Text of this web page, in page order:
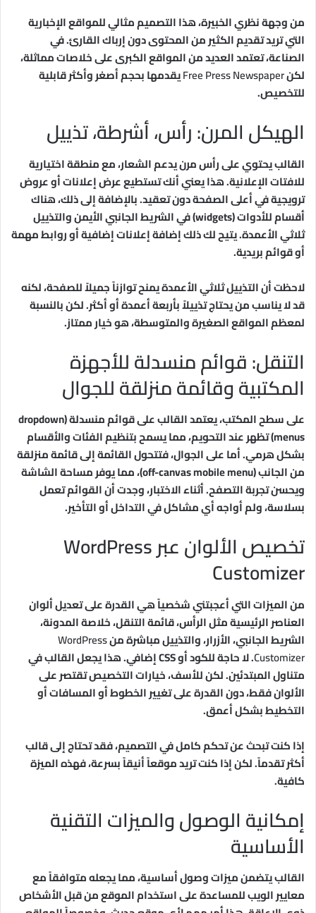
من وجهة نظري الخبيرة، هذا التصميم مثالي للمواقع الإخبارية
التي تريد تقديم الكثير من المحتوى دون إرباك القارئ. في
الصناعة، تعتمد العديد من المواقع الكبرى على خلاصات مماثلة،
لكنFree Press Newspaperيقدمها بحجم أصغر وأكثر قابلية
للتخصيص.
الهيكل المرن: رأس، أشرطة، تذييل
القالب يحتوي على رأس مرن يدعم الشعار، مع منطقة اختيارية
للافتات الإعلانية. هذا يعني أنك تستطيع عرض إعلانات أو عروض
ترويجية في أعلى الصفحة دون تعقيد. بالإضافة إلى ذلك، هناك
أقسام للأدوات (widgets) في الشريط الجانبي الأيمن والتذييل
ثلاثي الأعمدة. يتيح لك ذلك إضافة إعلانات إضافية أو روابط مهمة
أو قوائم بريدية.
لاحظت أن التذييل ثلاثي الأعمدة يمنح توازناً جميلاً للصفحة، لكنه
قد لا يناسب من يحتاج تذييلاً بأربعة أعمدة أو أكثر. لكن بالنسبة
لمعظم المواقع الصغيرة والمتوسطة، هو خيار ممتاز.
التنقل: قوائم منسدلة للأجهزة
المكتبية وقائمة منزلقة للجوال
على سطح المكتب، يعتمد القالب على قوائم منسدلة (dropdown
menus) تظهر عند التحويم، مما يسمح بتنظيم الفئات والأقسام
بشكل هرمي. أما على الجوال، فتتحول القائمة إلى قائمة منزلقة
من الجانب (off-canvas mobile menu)، مما يوفر مساحة الشاشة
ويحسن تجربة التصفح. أثناء الاختبار، وجدت أن القوائم تعمل
بسلاسة، ولم أواجه أي مشاكل في التداخل أو التأخير.
تخصيص الألوان عبر WordPress
Customizer
من الميزات التي أعجبتني شخصياً هي القدرة على تعديل ألوان
العناصر الرئيسية مثل الرأس، قائمة التنقل، خلاصة المدونة،
الشريط الجانبي، الأزرار، والتذييل مباشرة منWordPress
Customizer
. لا حاجة للكود أو CSS إضافي. هذا يجعل القالب في
متناول المبتدئين. لكن للأسف، خيارات التخصيص تقتصر على
الألوان فقط، دون القدرة على تغيير الخطوط أو المسافات أو
التخطيط بشكل أعمق.
إذا كنت تبحث عن تحكم كامل في التصميم، فقد تحتاج إلى قالب
أكثر تقدماً. لكن إذا كنت تريد موقعاً أنيقاً بسرعة، فهذه الميزة
كافية.
إمكانية الوصول والميزات التقنية
الأساسية
القالب يتضمن ميزات وصول أساسية، مما يجعله متوافقاً مع
معايير الويب للمساعدة على استخدام الموقع من قبل الأشخاص